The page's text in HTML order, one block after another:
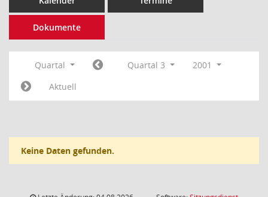
Dokumente
Quartal Quartal 3
2001
Aktuell
Keine Daten gefunden.